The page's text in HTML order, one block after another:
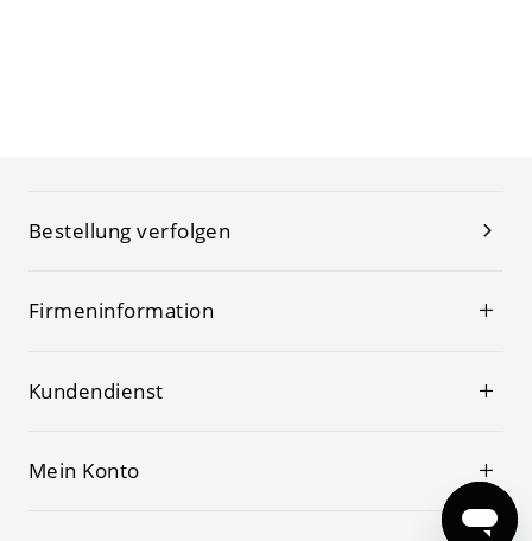
Bestellung verfolgen
Firmeninformation
Kundendienst
Mein Konto